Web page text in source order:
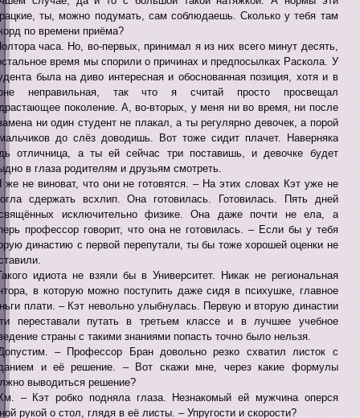
ты, можно подумать, сам соблюдаешь. Сколько у тебя там
по времени приёма?
часа. Но, во-первых, принимал я из них всего минут десять,
время мы спорили о причинах и предпосылках Раскола. У
была на диво интересная и обоснованная позиция, хотя и в
неправильная, так что я считай просто просвещал
поколение. А, во-вторых, у меня ни во время, ни после
ни один студент не плакал, а ты регулярно девочек, а порой
до слёз доводишь. Вот тоже сидит плачет. Наверняка
отличница, а ты ей сейчас три поставишь, и девочке будет
в глаза родителям и друзьям смотреть.
же не виноват, что они не готовятся. – На этих словах Кэт уже не
сдержать всхлип. Она готовилась. Готовилась. Пять дней
исключительно физике. Она даже почти не ела, а
профессор говорит, что она не готовилась. – Если бы у тебя
династию с первой перепутали, ты бы тоже хорошей оценки не
идиота не взяли бы в Университет. Никак не региональная
в которую можно поступить даже сидя в психушке, главное
плати. – Кэт невольно улыбнулась. Первую и вторую династии
переставали путать в третьем классе и в лучшее учебное
страны с такими знаниями попасть точно было нельзя.
– Профессор Бран довольно резко схватил листок с
и её решение. – Вот скажи мне, через какие формулы
выводиться решение?
– Кэт робко подняла глаза. Незнакомый ей мужчина оперся
рукой о стол, глядя в её листы. – Упругости и скорости?